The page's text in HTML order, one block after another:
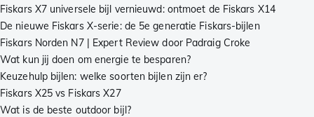
Fiskars X7 universele bijl vernieuwd: ontmoet de Fiskars X14
De nieuwe Fiskars X-serie: de 5e generatie Fiskars-bijlen
Fiskars Norden N7 | Expert Review door Padraig Croke
Wat kun jij doen om energie te besparen?
Keuzehulp bijlen: welke soorten bijlen zijn er?
Fiskars X25 vs Fiskars X27
Wat is de beste outdoor bijl?